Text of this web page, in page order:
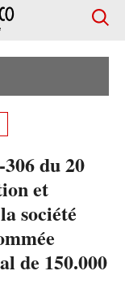
du 20
et
société
de 150.000